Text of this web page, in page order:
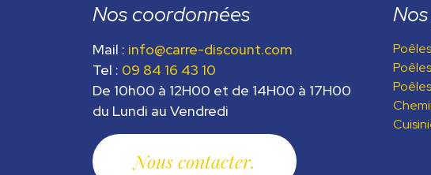
Nos coordonnées
Mail : info@carre-discount.com
Tel : 09 84 16 43 10
De 10h00 à 12H00 et de 14H00 à 17H00
du Lundi au Vendredi
Nous contacter
Poêles